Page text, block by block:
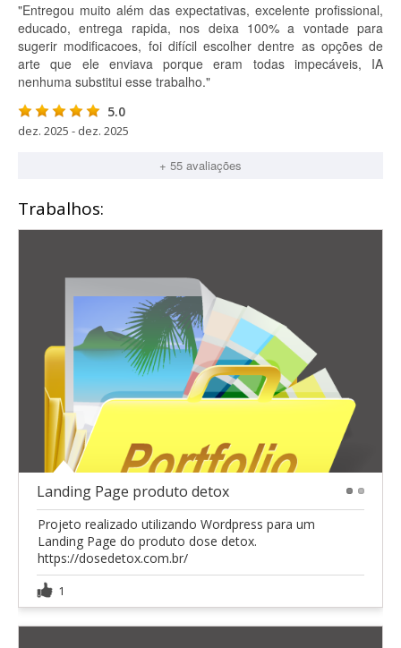
"Entregou muito além das expectativas, excelente profissional,
educado, entrega rapida, nos deixa 100% a vontade para
sugerir modificacoes, foi difícil escolher dentre as opções de
arte que ele enviava porque eram todas impecáveis, IA
nenhuma substitui esse trabalho."
5.0
dez. 2025 - dez. 2025
+ 55 avaliações
Trabalhos:
Landing Page produto detox
Projeto realizado utilizando Wordpress para um
Landing Page do produto dose detox.
https://dosedetox.com.br/
1